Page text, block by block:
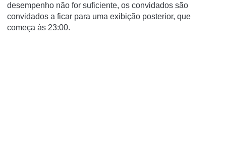
desempenho não for suficiente, os convidados são
convidados a ficar para uma exibição posterior, que
começa às 23:00.